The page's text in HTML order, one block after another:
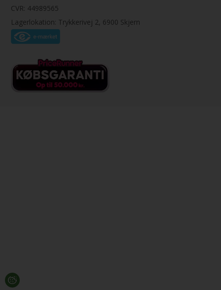
CVR: 44989565
Lagerlokation: Trykkerivej 2, 6900 Skjern